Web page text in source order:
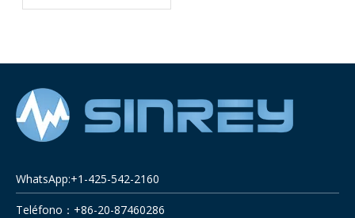
inteligente para la
WhatsApp:+1-425-542-2160
Teléfono：+86-20-87460286